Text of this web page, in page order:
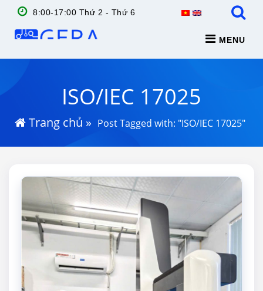
8:00-17:00 Thứ 2 - Thứ 6
MENU
ISO/IEC 17025
Trang chủ » Post Tagged with: "ISO/IEC 17025"